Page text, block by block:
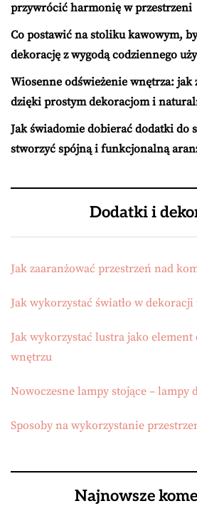
przywrócić harmonię w przestrzeni
Co postawić na stoliku kawowym, by
dekorację z wygodą codziennego
Wiosenne odświeżenie wnętrza: jak
dzięki prostym dekoracjom i
Jak świadomie dobierać dodatki do
stworzyć spójną i funkcjonalną
Dodatki i
Jak zaaranżować przestrzeń nad
Jak wykorzystać światło w dekoracji
Jak wykorzystać lustra jako
wnętrzu
Nowoczesne lampy stojące – lampy
Sposoby na wykorzystanie
Najnowsze